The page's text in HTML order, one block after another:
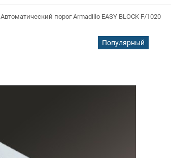
Автоматический порог Armadillo EASY BLOCK F/1020
Популярный